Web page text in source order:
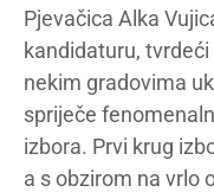
Pjevačica Alka
kandidaturu,
nekim gradovima
spriječe
izbora. Prvi krug
a s obzirom na vrlo